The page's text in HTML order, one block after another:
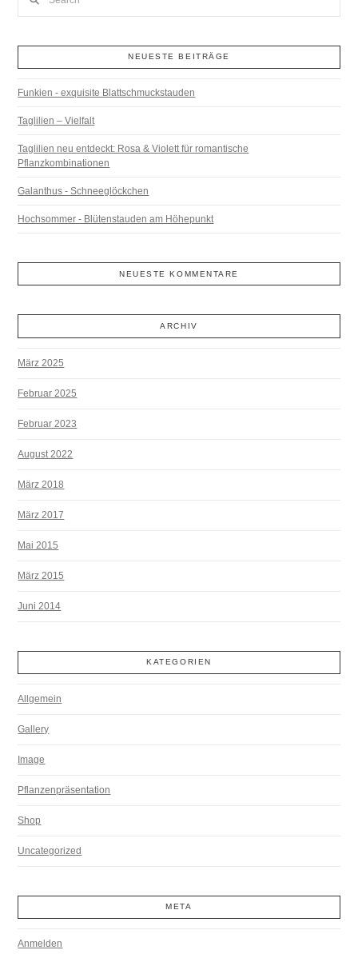
NEUESTE BEITRÄGE
Funkien - exquisite Blattschmuckstauden
Taglilien – Vielfalt
Taglilien neu entdeckt: Rosa & Violett für romantische
Pflanzkombinationen
Galanthus - Schneeglöckchen
Hochsommer - Blütenstauden am Höhepunkt
NEUESTE KOMMENTARE
ARCHIV
März 2025
Februar 2025
Februar 2023
August 2022
März 2018
März 2017
Mai 2015
März 2015
Juni 2014
KATEGORIEN
Allgemein
Gallery
Image
Pflanzenpräsentation
Shop
Uncategorized
META
Anmelden